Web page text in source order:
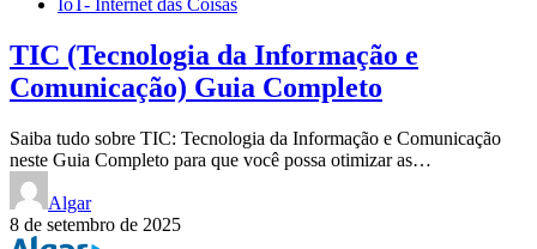
IoT- Internet das Coisas
TIC (Tecnologia da Informação e
Comunicação) Guia Completo
Saiba tudo sobre TIC: Tecnologia da Informação e Comunicação
neste Guia Completo para que você possa otimizar as…
Algar
8 de setembro de 2025